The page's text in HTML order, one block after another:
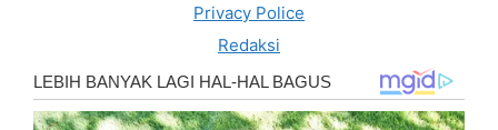
Privacy Police
Redaksi